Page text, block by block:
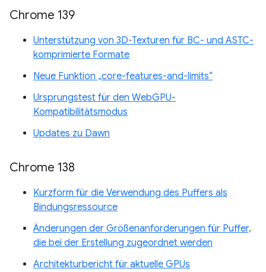
Chrome 139
Unterstützung von 3D-Texturen für BC- und ASTC-
komprimierte Formate
Neue Funktion „core-features-and-limits“
Ursprungstest für den WebGPU-
Kompatibilitätsmodus
Updates zu Dawn
Chrome 138
Kurzform für die Verwendung des Puffers als
Bindungsressource
Änderungen der Größenanforderungen für Puffer,
die bei der Erstellung zugeordnet werden
Architekturbericht für aktuelle GPUs